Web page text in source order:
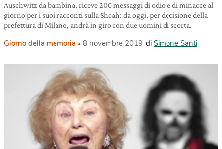
Auschwitz da bambina, riceve 200 messaggi di odio e di minacce al
giorno per i suoi racconti sulla Shoah: da oggi, per decisione della
prefettura di Milano, andrà in giro con due uomini di scorta.
Giorno della memoria 8 novembre 2019 di Simone Santi